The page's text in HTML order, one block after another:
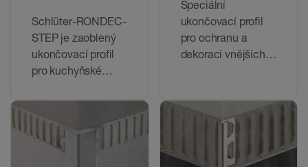
Schlüter-RONDEC-
STEP je zaoblený
ukončovací profil
pro kuchyňské
nebo odkládací
plochy s
keramickým
obkladem
Speciální
ukončovací profil
pro ochranu a
dekoraci vnějších